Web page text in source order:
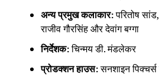
अन्य प्रमुख कलाकार:परितोष
राजीव गौरसिंह और देवांग बग्गा
निर्देशक:चिन्मय डी. मंडलेकर
प्रोडक्शन हाउस:सनशाइन पिक्चर्स